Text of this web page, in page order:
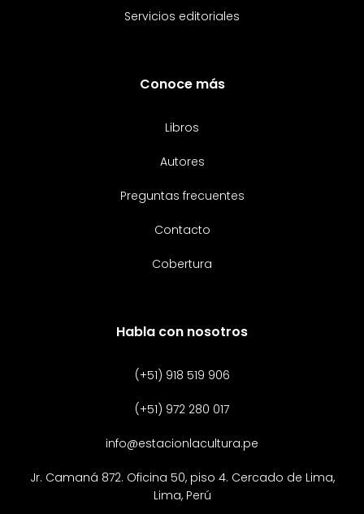
Servicios editoriales
Conoce más
Libros
Autores
Preguntas frecuentes
Contacto
Cobertura
Habla con nosotros
(+51) 918 519 906
(+51) 972 280 017
info@estacionlacultura.pe
Jr. Camaná 872. Oficina 50, piso 4. Cercado de Lima,
Lima, Perú